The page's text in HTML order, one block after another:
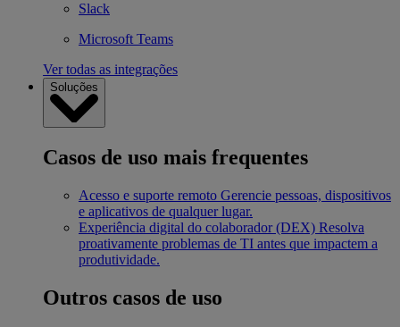
Slack
Microsoft Teams
Ver todas as integrações
Soluções
Casos de uso mais frequentes
Acesso e suporte remoto Gerencie pessoas, dispositivos
e aplicativos de qualquer lugar.
Experiência digital do colaborador (DEX) Resolva
proativamente problemas de TI antes que impactem a
produtividade.
Outros casos de uso